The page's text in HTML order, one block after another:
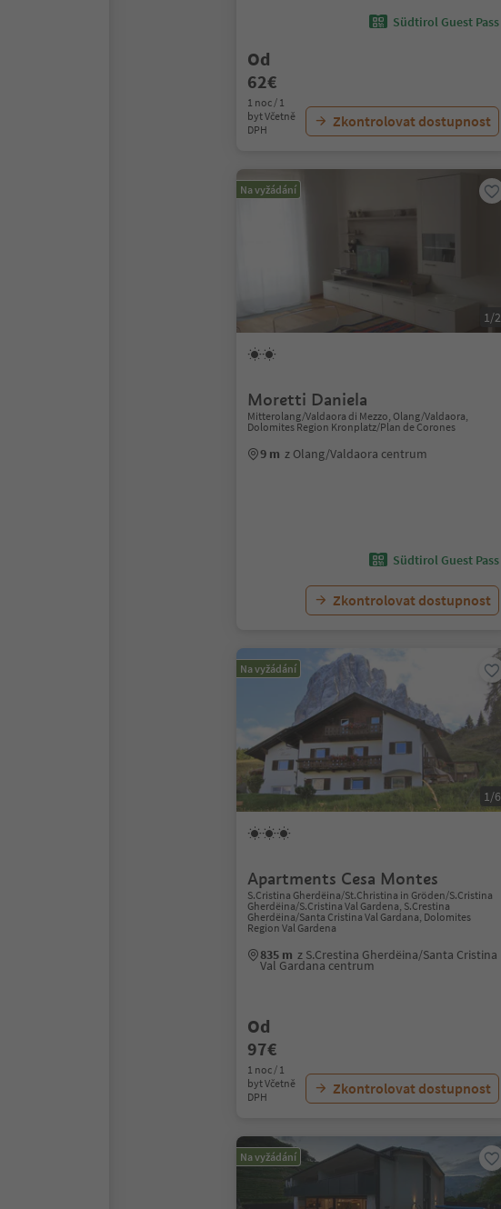
Südtirol Guest Pass
Od
62€
1 noc / 1
byt Včetně
DPH
Zkontrolovat dostupnost
Na vyžádání
1/2
Moretti Daniela
Mitterolang/Valdaora di Mezzo, Olang/Valdaora,
Dolomites Region Kronplatz/Plan de Corones
9 m z Olang/Valdaora centrum
Südtirol Guest Pass
Zkontrolovat dostupnost
Na vyžádání
1/6
Apartments Cesa Montes
S.Cristina Gherdëina/St.Christina in Gröden/S.Cristina
Gherdëina/S.Cristina Val Gardena, S.Crestina
Gherdëina/Santa Cristina Val Gardana, Dolomites
Region Val Gardena
835 m z S.Crestina Gherdëina/Santa Cristina
Val Gardana centrum
Od
97€
1 noc / 1
byt Včetně
DPH
Zkontrolovat dostupnost
Na vyžádání